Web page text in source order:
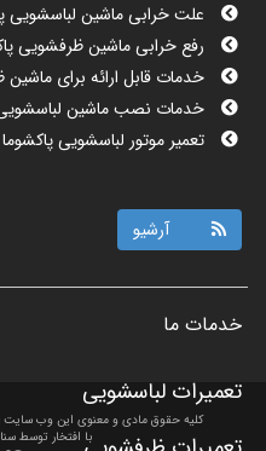
علت خرابی ماشین لباسشویی
رفع خرابی ماشین ظرفشویی
خدمات قابل ارائه برای
خدمات نصب ماشین لباسشویی
تعمیر موتور لباسشویی
مزایای نصب ماشین ظرفشویی
تعمیرات ماشین ظرفشویی
تعمیر ماشین لباسشویی
نمایندگی نصب ماشین
خرابی قطعات ماشین ظرفشویی
تعمیرات لوازم خانگی پاکشوما pakshoma در تهران را تجربه کنید
آرشیو
خدمات ما
تعمیرات لباسشویی
کلیه حقوق مادی و معنوی این وب
با افتخار توسط